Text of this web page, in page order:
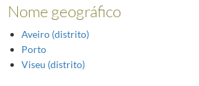
Nome geográfico
Aveiro (distrito)
Porto
Viseu (distrito)